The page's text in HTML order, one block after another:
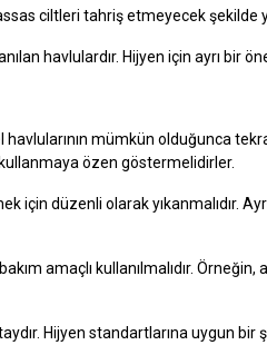
ciltleri tahriş etmeyecek şekilde
havlulardır. Hijyen için ayrı bir
mümkün olduğunca
özen göstermelidirler.
için düzenli olarak yıkanmalıdır.
amaçlı kullanılmalıdır. Örneğin,
Hijyen standartlarına uygun bir